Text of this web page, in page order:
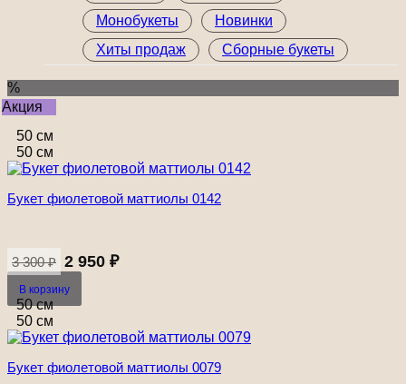
Монобукеты
Новинки
Хиты продаж
Сборные букеты
%
Акция
50 см
50 см
Букет фиолетовой маттиолы 0142
3 300₽ цена
составляла
3
300 ₽.
2 950 ₽цена:
В корзину
50 см
50 см
Букет фиолетовой маттиолы 0079